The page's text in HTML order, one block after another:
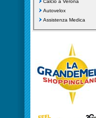
Autovelox
Assistenza Medica